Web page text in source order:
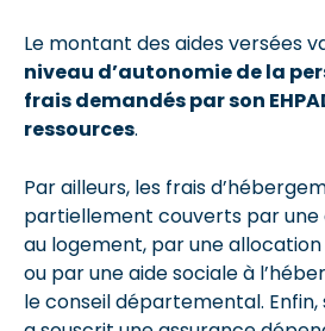
Le montant des aides versées
niveau d’autonomie de la
frais demandés par son
ressources.
Par ailleurs, les frais
partiellement couverts par une
au logement, par une
ou par une aide sociale à
le conseil départemental.